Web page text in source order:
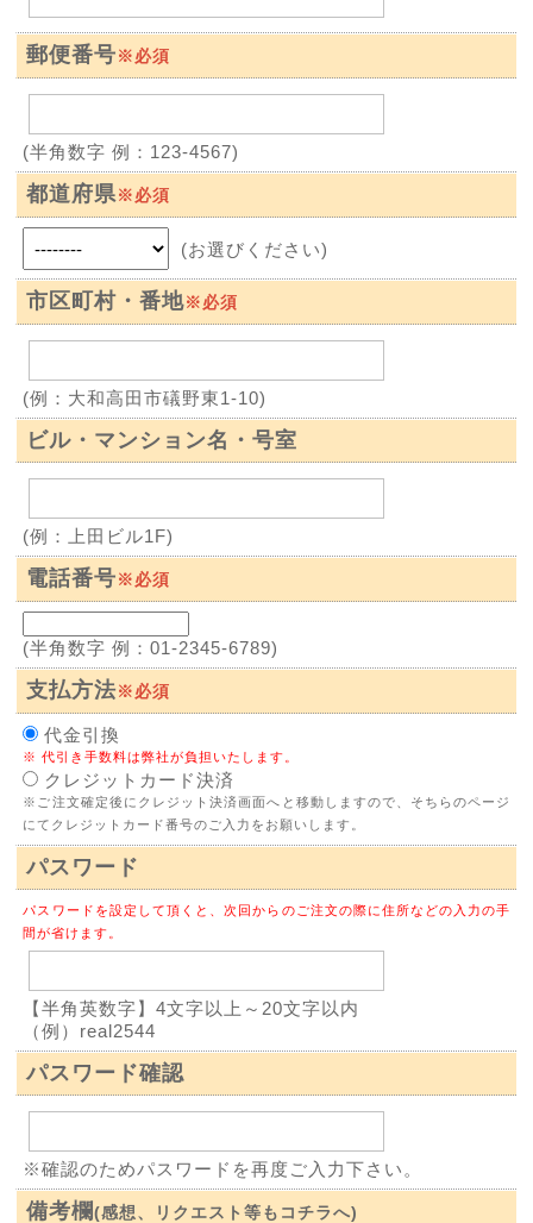
郵便番号※必須
(半角数字 例：123-4567)
都道府県※必須
(お選びください)
市区町村・番地※必須
(例：大和高田市礒野東1-10)
ビル・マンション名・号室
(例：上田ビル1F)
電話番号※必須
(半角数字 例：01-2345-6789)
支払方法※必須
代金引換
※ 代引き手数料は弊社が負担いたします。
クレジットカード決済
※ご注文確定後にクレジット決済画面へと移動しますので、そちらのページ
にてクレジットカード番号のご入力をお願いします。
パスワード
パスワードを設定して頂くと、次回からのご注文の際に住所などの入力の手
間が省けます。
【半角英数字】4文字以上～20文字以内
（例）real2544
パスワード確認
※確認のためパスワードを再度ご入力下さい。
備考欄(感想、リクエスト等もコチラへ)